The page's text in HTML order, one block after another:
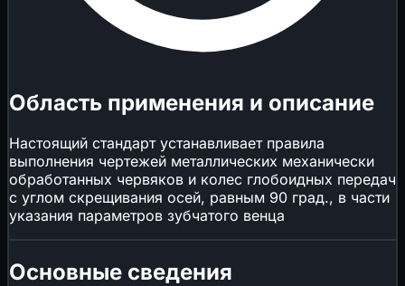
Область применения и описание
Настоящий стандарт устанавливает правила
выполнения чертежей металлических механически
обработанных червяков и колес глобоидных передач
с углом скрещивания осей, равным 90 град., в части
указания параметров зубчатого венца
Основные сведения